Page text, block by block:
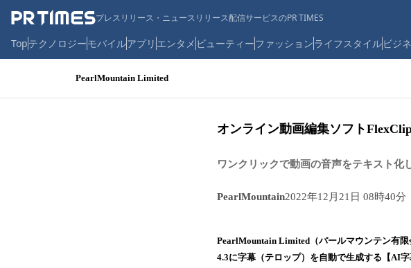
プレスリリース・ニュースリリース配信サービスのPR TIMES
Topテクノロジーモバイルアプリ エンタメ ビューティーファッションライフスタイルビジ
PearlMountain Limited
オンライン動画編集ソフト
ワンクリックで動画の音声をテキスト化
PearlMountain2022年12月21日 08時40分
PearlMountain Limited（パールマウンテン有
4.3に字幕（テロップ）を自動で生成する【AI